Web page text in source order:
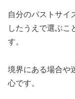
自分のバストサイ
したうえで選ぶこ
す。
境界にある場合や
心です。